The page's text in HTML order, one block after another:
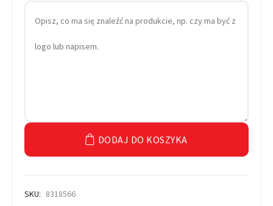
DODAJ DO KOSZYKA
SKU: 8318566